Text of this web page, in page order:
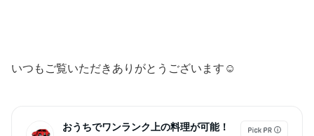
いつもご覧いただきありがとうございます☺︎
おうちでワンランク上の料理が可能！